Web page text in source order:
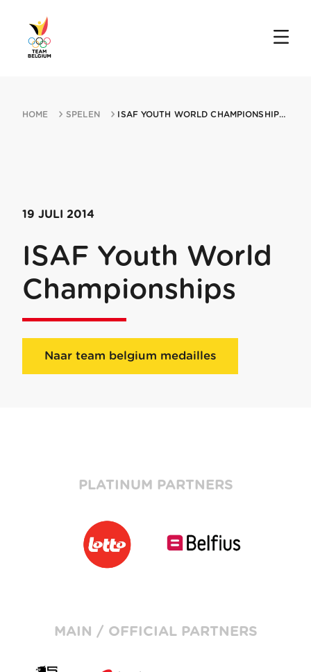
HOME SPELEN ISAF YOUTH WORLD CHAMPIONSHIPS 19072014 TAVIRA
19 JULI 2014
ISAF Youth World
Championships
Naar team belgium medailles
PLATINUM PARTNERS
MAIN / OFFICIAL PARTNERS